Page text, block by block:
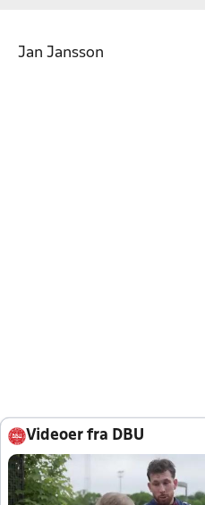
Jan Jansson
Videoer fra DBU